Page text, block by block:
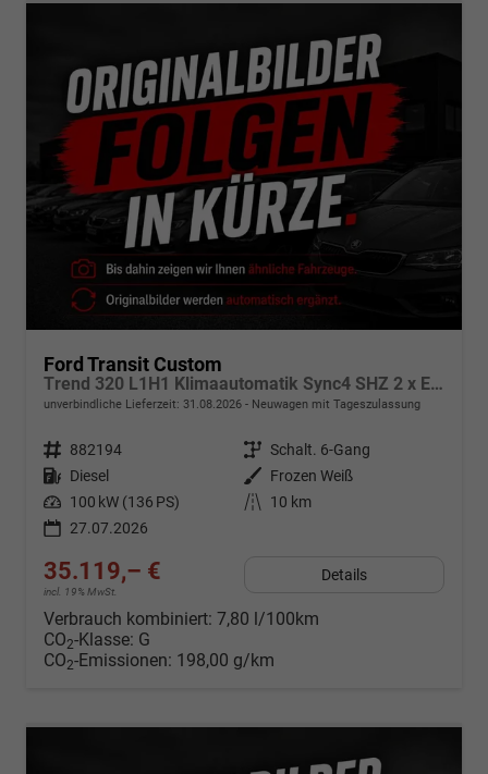
Ford Transit Custom
Trend 320 L1H1 Klimaautomatik Sync4 SHZ 2 x Einparkhilfe Kamera 5JG
unverbindliche Lieferzeit: 31.08.2026 Neuwagen mit Tageszulassung
Fahrzeugnr. 882194 Getriebe Schalt. 6-Gang
Kraftstoff Diesel Außenfarbe
Frozen Weiß
Leistung 100 kW (136 PS) Kilometerstand
10 km
27.07.2026
35.119,– €
incl. 19% MwSt.
Details
Verbrauch kombiniert: 7,80 l/100km
CO2-Klasse: G
CO2-Emissionen: 198,00 g/km